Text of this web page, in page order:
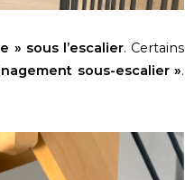
» sous l’escalier. Certains
sous-escalier ».